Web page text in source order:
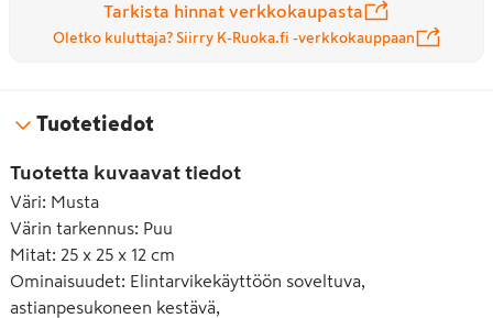
Tarkista hinnat verkkokaupasta
Oletko kuluttaja? Siirry K-Ruoka.fi -verkkokauppaan
Tuotetiedot
Tuotetta kuvaavat tiedot
Väri: Musta
Värin tarkennus: Puu
Mitat: 25 x 25 x 12 cm
Ominaisuudet: Elintarvikekäyttöön soveltuva,
astianpesukoneen kestävä,